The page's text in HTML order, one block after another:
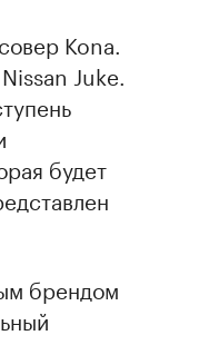
Kona.
Juke.
будет
брендом